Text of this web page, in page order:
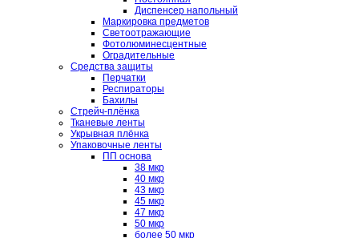
Диспенсер напольный
Маркировка предметов
Светоотражающие
Фотолюминесцентные
Оградительные
Средства защиты
Перчатки
Респираторы
Бахилы
Стрейч-плёнка
Тканевые ленты
Укрывная плёнка
Упаковочные ленты
ПП основа
38 мкр
40 мкр
43 мкр
45 мкр
47 мкр
50 мкр
более 50 мкр